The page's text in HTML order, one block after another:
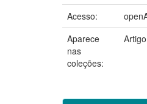
Acesso:
Aparece
nas
coleções: